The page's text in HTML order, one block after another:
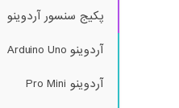
پکیج سنسور آردوینو
آردوینو Arduino Uno
آردوینو Pro Mini